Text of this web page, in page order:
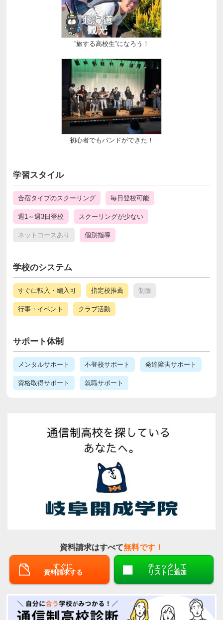
”旅する高校生”になろう！
初心者でもバンドができた！
学習スタイル
合宿タイプのスクーリング 毎日登校可能
週1～週3日登校 スクーリングが少ない
ネットコースあり 個別指導
学校のシステム
すぐに転入・編入可 指定校推薦 制服
行事・イベント クラブ活動
サポート体制
メンタルサポート 不登校サポート 発達障害サポート
資格取得サポート 就職サポート
資料請求はすべて無料です！
すぐに
資料請求する
チェックして
リストに追加